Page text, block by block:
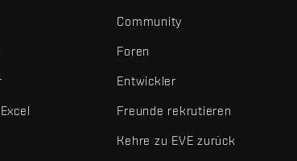
Community
Foren
Entwickler
Freunde rekrutieren
Kehre zu EVE zurück